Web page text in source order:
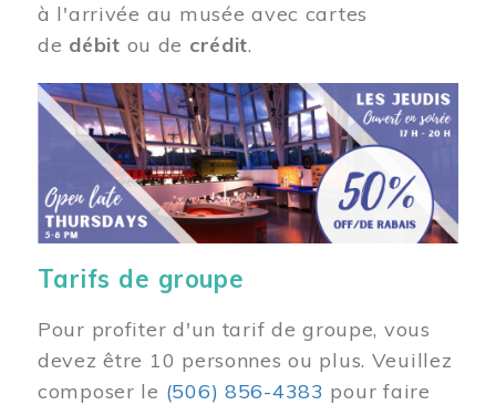
à l'arrivée au musée avec cartes
de débit ou de crédit.
Image
Tarifs de groupe
Pour profiter d'un tarif de groupe, vous
devez être 10 personnes ou plus. Veuillez
composer le (506) 856-4383 pour faire